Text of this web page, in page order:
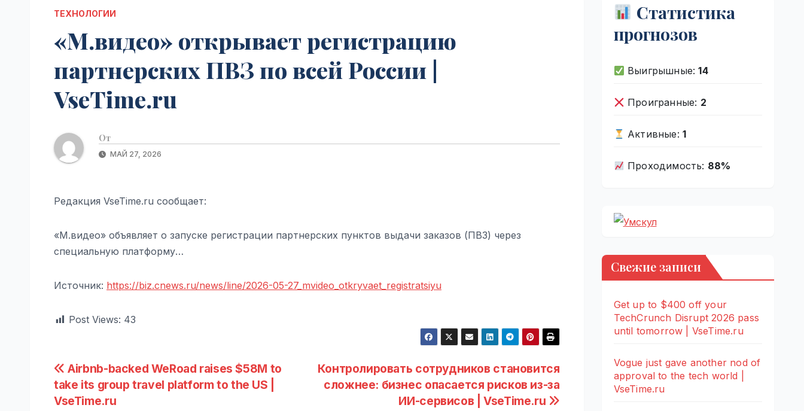
ТЕХНОЛОГИИ
«М.видео» открывает регистрацию
партнерских ПВЗ по всей России |
VseTime.ru
От
МАЙ 27, 2026
Редакция VseTime.ru сообщает:
«М.видео» объявляет о запуске регистрации партнерских пунктов выдачи заказов (ПВЗ) через
специальную платформу…
Источник: https://biz.cnews.ru/news/line/2026-05-27_mvideo_otkryvaet_registratsiyu
Post Views: 43
Навигация
по
Контролировать сотрудников становится
сложнее: бизнес опасается рисков из-за
ИИ-сервисов | VseTime.ru
Airbnb-backed WeRoad raises $58M to
take its group travel platform to the US |
VseTime.ru
Статистика
прогнозов
Выигрышные:14
Проигранные: 2
Активные: 1
Проходимость: 88%
Свежие записи
Get up to $400 off your
TechCrunch Disrupt 2026 pass
until tomorrow | VseTime.ru
Vogue just gave another nod of
approval to the tech world |
VseTime.ru